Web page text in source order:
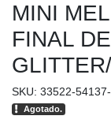
MINI
FINAL
SKU: 33522-
Agotado.